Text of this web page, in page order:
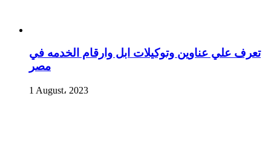
تعرف علي عناوين وتوكيلات ابل وارقام الخدمه في
مصر
1 August، 2023